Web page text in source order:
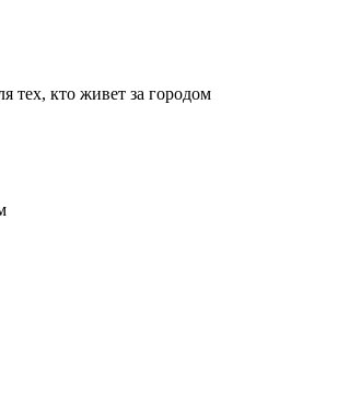
тех, кто живет за городом